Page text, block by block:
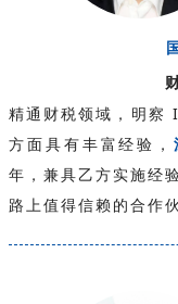
精通财税领域，明察
方面具有丰富经验，
年，兼具乙方实施经
路上值得信赖的合作伙